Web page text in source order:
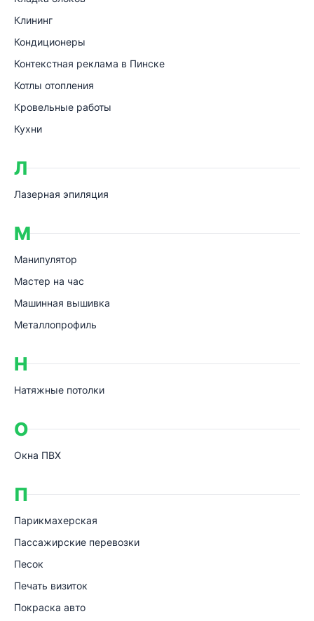
Клининг
Кондиционеры
Контекстная реклама в Пинске
Котлы отопления
Кровельные работы
Кухни
Л
Лазерная эпиляция
М
Манипулятор
Мастер на час
Машинная вышивка
Металлопрофиль
Н
Натяжные потолки
О
Окна ПВХ
П
Парикмахерская
Пассажирские перевозки
Песок
Печать визиток
Покраска авто